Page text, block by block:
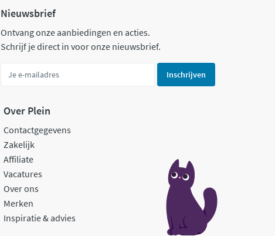
Nieuwsbrief
Ontvang onze aanbiedingen en acties.
Schrijf je direct in voor onze nieuwsbrief.
Inschrijven
Over Plein
Contactgegevens
Zakelijk
Affiliate
Vacatures
Over ons
Merken
Inspiratie & advies